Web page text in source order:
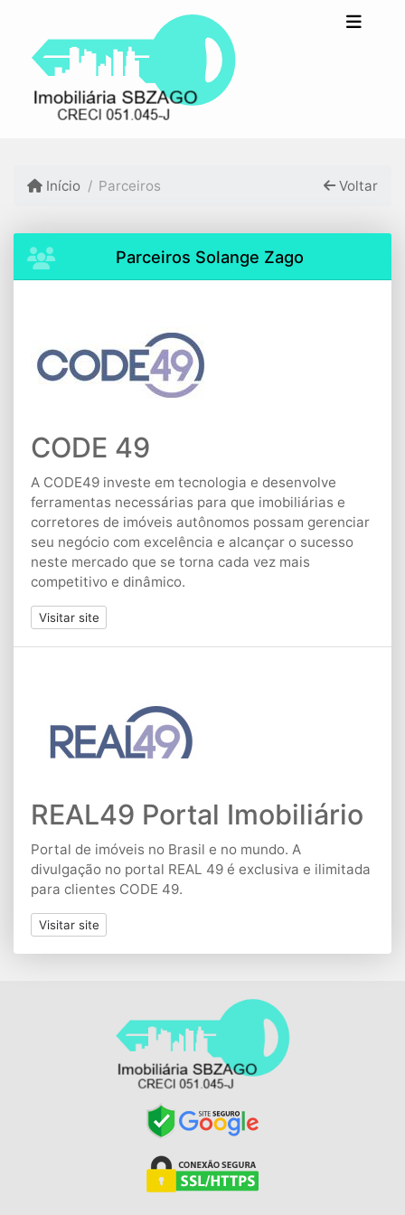
Início Parceiros Voltar
Parceiros Solange Zago
CODE 49
A CODE49 investe em tecnologia e desenvolve
ferramentas necessárias para que imobiliárias e
corretores de imóveis autônomos possam gerenciar
seu negócio com excelência e alcançar o sucesso
neste mercado que se torna cada vez mais
competitivo e dinâmico.
Visitar site
REAL49 Portal Imobiliário
Portal de imóveis no Brasil e no mundo. A
divulgação no portal REAL 49 é exclusiva e ilimitada
para clientes CODE 49.
Visitar site